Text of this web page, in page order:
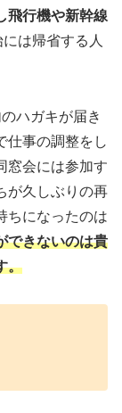
飛行機や新幹線
は帰省する人
ハガキが届き
仕事の調整をし
窓会には参加す
が久しぶりの再
ちになったのは
できないのは貴
。